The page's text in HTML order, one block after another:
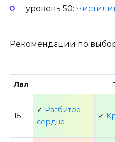
уровень 50:
Рекомендации по
Лвл
15
✓ Разбитое
сердце
✓